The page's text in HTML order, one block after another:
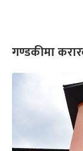
गण्डकीमा